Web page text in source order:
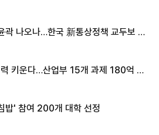
곽 나오나…한국 新통상정책 교두보 활
키운다…산업부 15개 과제 180억 지
밥' 참여 200개 대학 선정